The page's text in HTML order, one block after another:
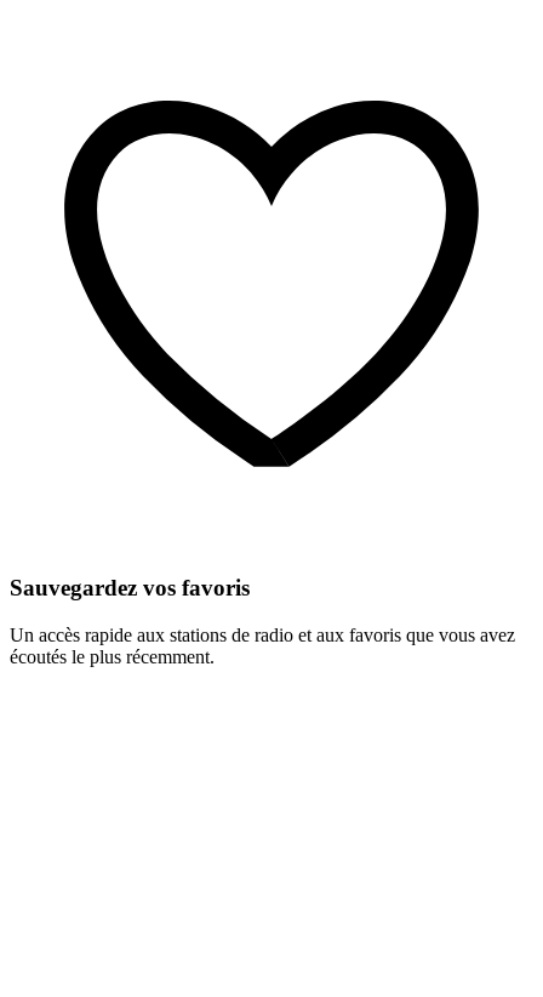
Sauvegardez vos favoris
Un accès rapide aux stations de radio et aux favoris que vous avez
écoutés le plus récemment.